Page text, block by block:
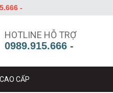
HOTLINE HỖ TRỢ
0989.915.666 -
CẤP
-